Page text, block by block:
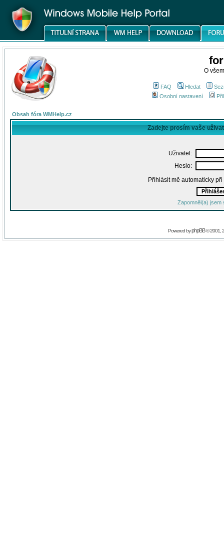
O
FAQ Hledat
Osobní nastavení
Obsah fóra WMHelp.cz
Zadejte prosím vaše
Uživatel:
Heslo:
Přihlásit mě automaticky
Zapomněl(a) jsem
Powered byphpBB© 2001,